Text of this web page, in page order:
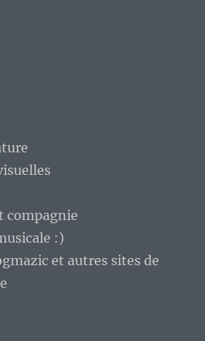
compagnie
:)
et autres sites de